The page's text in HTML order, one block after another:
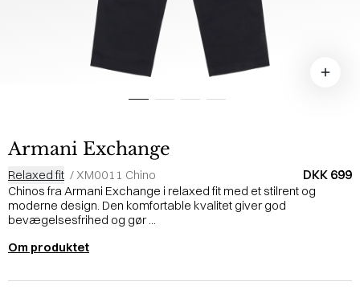
Armani Exchange
Relaxed fit /XM0011 Chino DKK 699
Chinos fra Armani Exchange i relaxed fit med et stilrent og
moderne design. Den komfortable kvalitet giver god
bevægelsesfrihed og gør ...
Om produktet